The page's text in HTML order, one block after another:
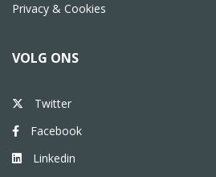
Privacy & Cookies
VOLG ONS
Twitter
Facebook
Linkedin